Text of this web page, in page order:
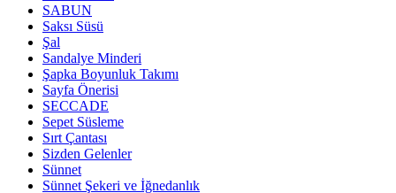
SABUN
Saksı Süsü
Şal
Sandalye Minderi
Şapka Boyunluk Takımı
Sayfa Önerisi
SECCADE
Sepet Süsleme
Sırt Çantası
Sizden Gelenler
Sünnet
Sünnet Şekeri ve İğnedanlık